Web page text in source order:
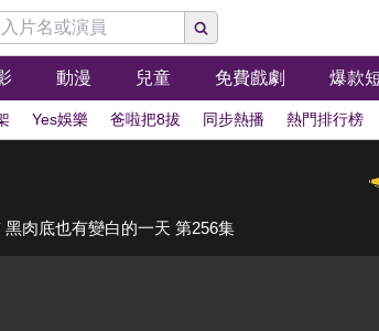
動漫 兒童 免費戲劇 爆款
Yes娛樂 爸啦把8拔 同步熱播 熱門排行榜
肉底也有變白的一天 第256集